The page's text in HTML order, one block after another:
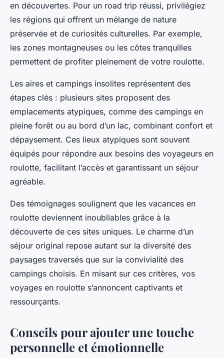
en découvertes. Pour un road trip réussi, privilégiez
les régions qui offrent un mélange de nature
préservée et de curiosités culturelles. Par exemple,
les zones montagneuses ou les côtes tranquilles
permettent de profiter pleinement de votre roulotte.
Les aires et campings insolites représentent des
étapes clés : plusieurs sites proposent des
emplacements atypiques, comme des campings en
pleine forêt ou au bord d’un lac, combinant confort et
dépaysement. Ces lieux atypiques sont souvent
équipés pour répondre aux besoins des voyageurs en
roulotte, facilitant l’accès et garantissant un séjour
agréable.
Des témoignages soulignent que les vacances en
roulotte deviennent inoubliables grâce à la
découverte de ces sites uniques. Le charme d’un
séjour original repose autant sur la diversité des
paysages traversés que sur la convivialité des
campings choisis. En misant sur ces critères, vos
voyages en roulotte s’annoncent captivants et
ressourçants.
Conseils pour ajouter une touche
personnelle et émotionnelle